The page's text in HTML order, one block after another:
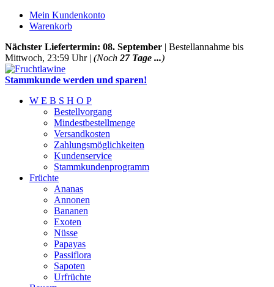
Mein Kundenkonto
Warenkorb
Nächster Liefertermin: 08. September | Bestellannahme bis
Mittwoch, 23:59 Uhr | (Noch 27 Tage ...)
Stammkunde werden und sparen!
W E B S H O P
Bestellvorgang
Mindestbestellmenge
Versandkosten
Zahlungsmöglichkeiten
Kundenservice
Stammkundenprogramm
Früchte
Ananas
Annonen
Bananen
Exoten
Nüsse
Papayas
Passiflora
Sapoten
Urfrüchte